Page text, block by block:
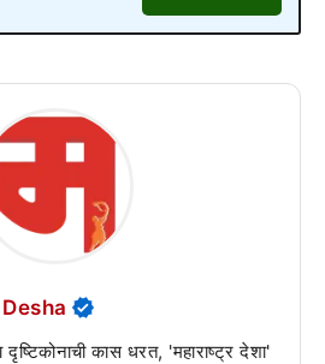
दृष्टिकोनाची कास धरत, 'महाराष्ट्र देशा'